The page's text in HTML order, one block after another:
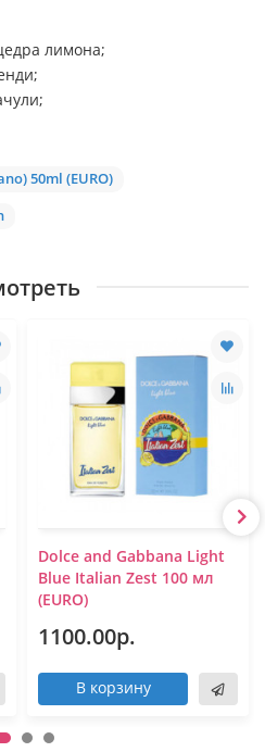
лимона;
50ml (EURO)
Dolce and Gabbana Light
Blue Italian Zest 100 мл
(EURO)
1100.00р.
В корзину